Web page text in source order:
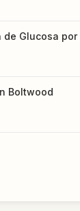
de Glucosa
Boltwood